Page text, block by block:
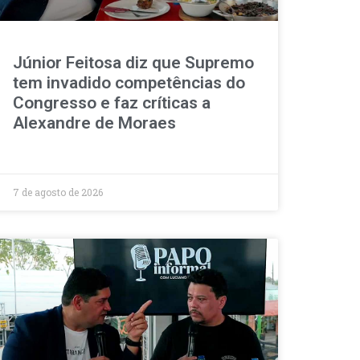
Júnior Feitosa diz que Supremo
tem invadido competências do
Congresso e faz críticas a
Alexandre de Moraes
7 de agosto de 2026